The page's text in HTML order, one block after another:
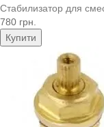
Стабилизатор для
780 грн.
Купити